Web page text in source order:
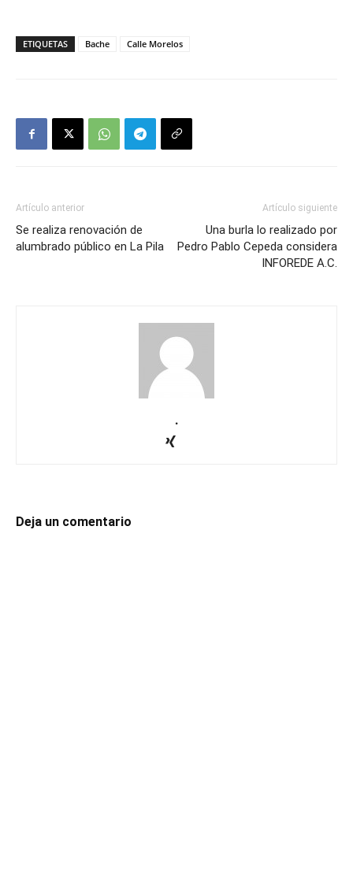
ETIQUETAS Bache Calle Morelos
Artículo anterior
Se realiza renovación de
alumbrado público en La Pila
Artículo siguiente
Una burla lo realizado por
Pedro Pablo Cepeda considera
INFOREDE A.C.
.
Deja un comentario